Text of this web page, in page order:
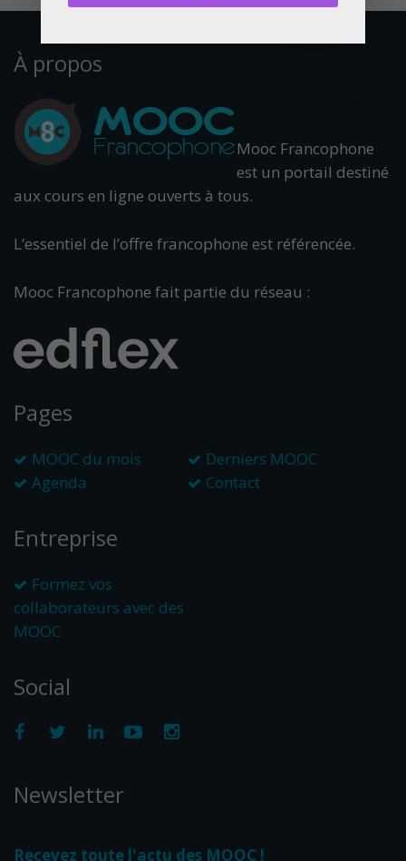
À propos
Mooc Francophone
est un portail destiné
aux cours en ligne ouverts à tous.
L’essentiel de l’offre francophone est référencée.
Mooc Francophone fait partie du réseau :
Pages
MOOC du mois
Derniers MOOC
Agenda
Contact
Entreprise
Formez vos
collaborateurs avec des
MOOC
Social
Newsletter
Recevez toute l'actu des MOOC !